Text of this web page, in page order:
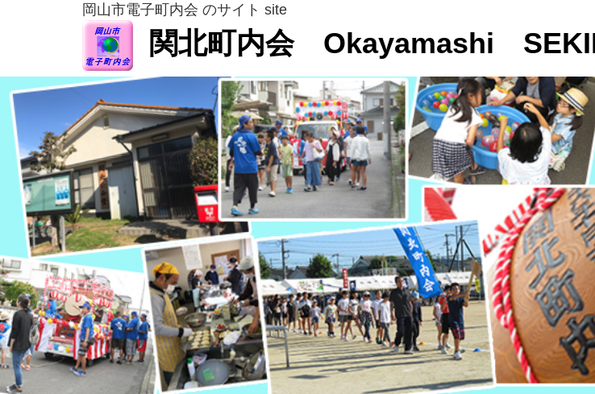
岡山市電子町内会 のサイト site
関北町内会 Okayamashi